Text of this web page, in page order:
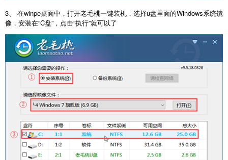
3、 在winpe桌面中，打开老毛桃一键装机，选择u盘里面的Windows系统镜
像，安装在“C盘”，点击“执行”就可以了